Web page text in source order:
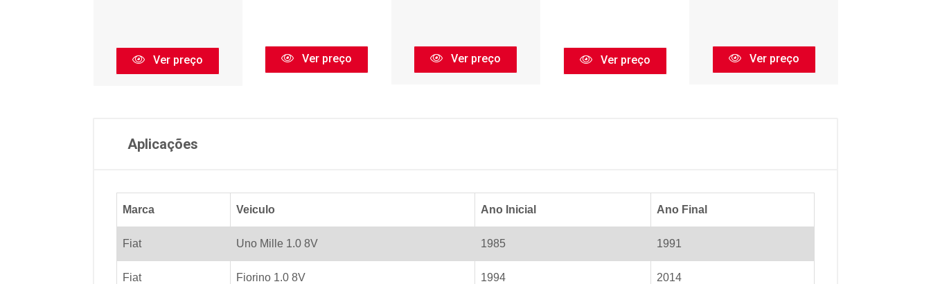
Ver preço Ver preço Ver preço Ver preço Ver preço
Aplicações
Marca Veiculo Ano Inicial Ano Final
Fiat Uno Mille 1.0 8V 1985 1991
Fiat Fiorino 1.0 8V 1994 2014